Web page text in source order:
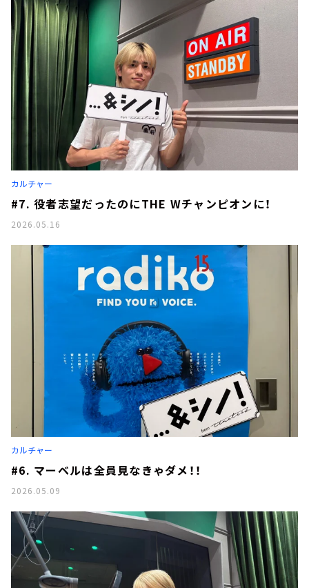
カルチャー
#7. 役者志望だったのにTHE Wチャンピオンに！
2026.05.16
カルチャー
#6. マーベルは全員見なきゃダメ！！
2026.05.09